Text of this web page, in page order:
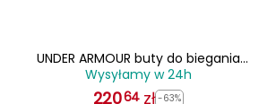
UNDER ARMOUR buty do biegania
unisex Sonic Trail szare
Wysyłamy w 24h
22064 zł -63%